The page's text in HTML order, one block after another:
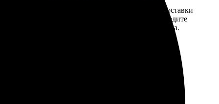
Введите адрес и выберите способ доставки
заказа. Если у вас есть промокод, введите
его в специальное поле для промокода.